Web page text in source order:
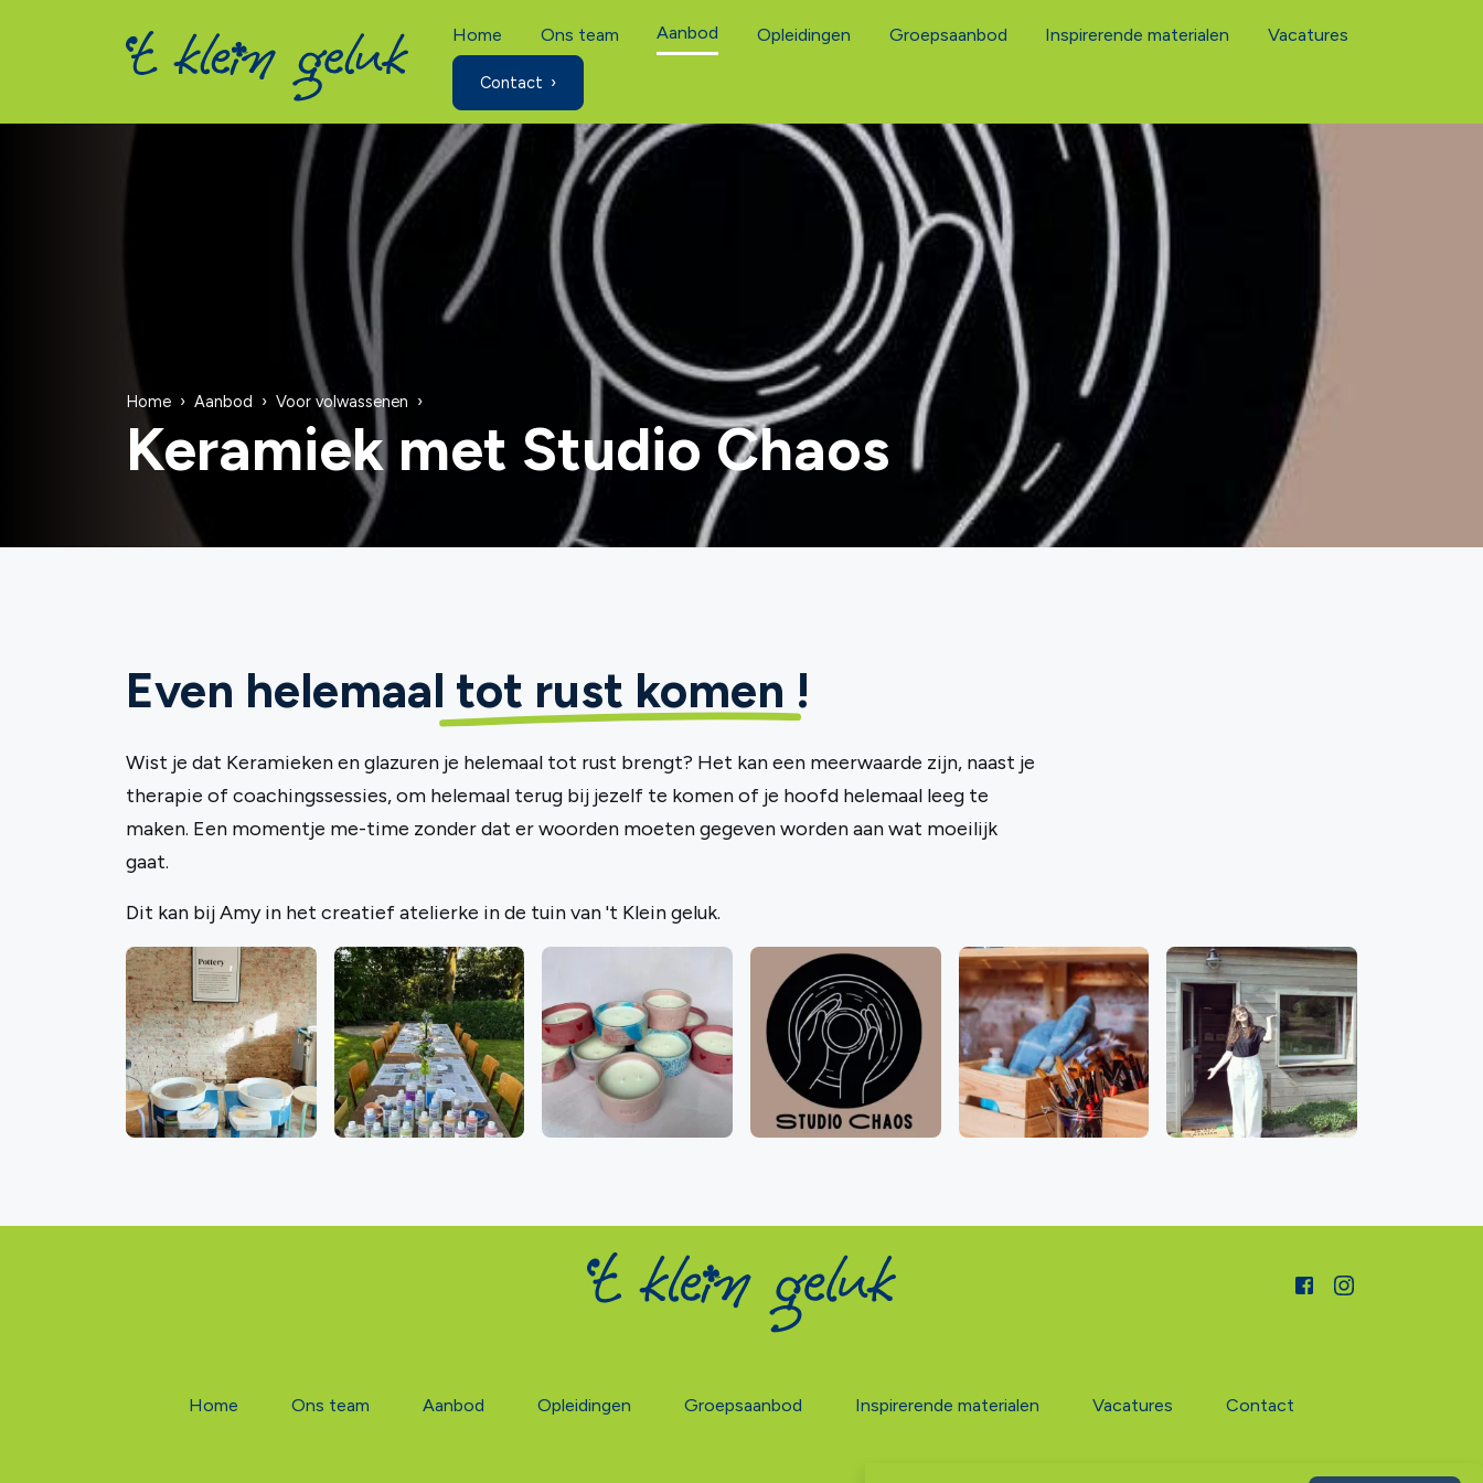
Home Ons team Aanbod Opleidingen Groepsaanbod Inspirerende materialen Vacatures
Contact
Home Aanbod Voor volwassenen
Keramiek met Studio Chaos
Even helemaal tot rust komen !
Wist je dat Keramieken en glazuren je helemaal tot rust brengt? Het kan een meerwaarde zijn, naast je
therapie of coachingssessies, om helemaal terug bij jezelf te komen of je hoofd helemaal leeg te
maken. Een momentje me-time zonder dat er woorden moeten gegeven worden aan wat moeilijk
gaat.
Dit kan bij Amy in het creatief atelierke in de tuin van 't Klein geluk.
Home Ons team Aanbod Opleidingen Groepsaanbod Inspirerende materialen Vacatures Contact